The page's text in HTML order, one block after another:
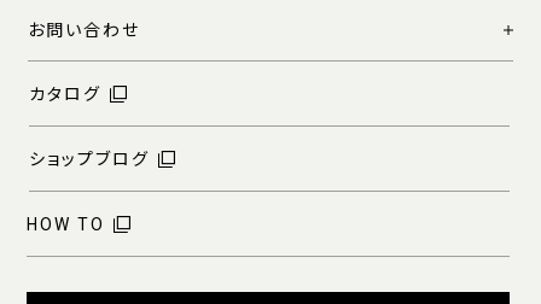
お問い合わせ
カタログ
ショップブログ
HOW TO